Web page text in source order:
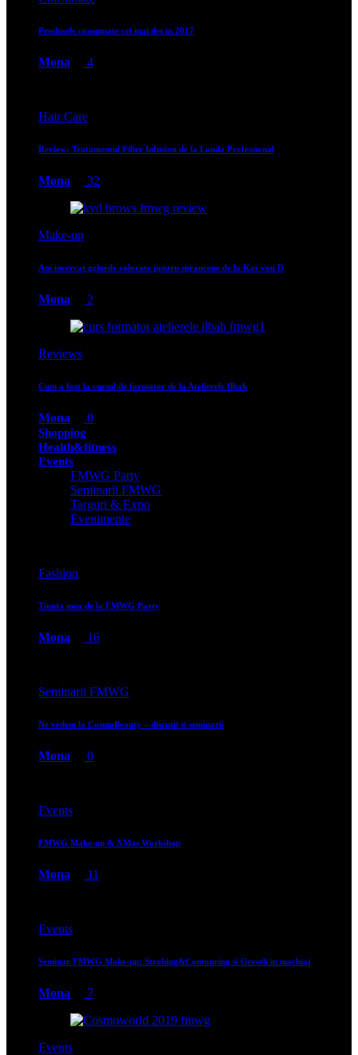
Produsele consumate cel mai des in 2017
Mona 4
Hair Care
Review: Tratamentul Fiber Infusion de la Londa Professional
Mona 32
Make-up
Am incercat gelurile colorate pentru sprancene de la Kat von D
Mona 2
Reviews
Cum a fost la cursul de formator de la Atelierele Ilbah
Mona 0
Shopping
Health&fitness
Events
FMWG Party
Seminarii FMWG
Targuri & Expo
Evenimente
Fashion
Tinuta mea de la FMWG Party
Mona 16
Seminarii FMWG
Ne vedem la CosmoBeauty – discutii si seminarii
Mona 0
Events
FMWG Make-up & XMas Workshop
Mona 11
Events
Seminar FMWG Make-up: Strobing&Contouring si Greseli in machiaj
Mona 7
Events